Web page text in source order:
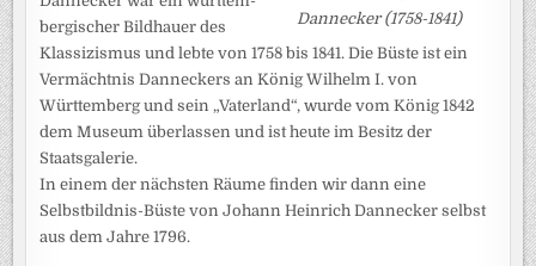
Dannecker (1758-1841)
bergischer Bildhauer des
Klassizismus und lebte von 1758 bis 1841. Die Büste ist ein
Vermächtnis Danneckers an König Wilhelm I. von
Württemberg und sein „Vaterland“, wurde vom König 1842
dem Museum überlassen und ist heute im Besitz der
Staatsgalerie.
In einem der nächsten Räume finden wir dann eine
Selbstbildnis-Büste von Johann Heinrich Dannecker selbst
aus dem Jahre 1796.